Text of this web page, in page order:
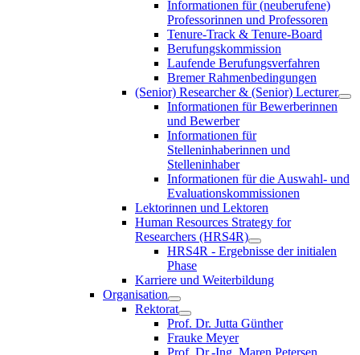
Informationen für (neuberufene)
Professorinnen und Professoren
Tenure-Track & Tenure-Board
Berufungskommission
Laufende Berufungsverfahren
Bremer Rahmenbedingungen
(Senior) Researcher & (Senior) Lecturer
Informationen für Bewerberinnen
und Bewerber
Informationen für
Stelleninhaberinnen und
Stelleninhaber
Informationen für die Auswahl- und
Evaluationskommissionen
Lektorinnen und Lektoren
Human Resources Strategy for
Researchers (HRS4R)
HRS4R - Ergebnisse der initialen
Phase
Karriere und Weiterbildung
Organisation
Rektorat
Prof. Dr. Jutta Günther
Frauke Meyer
Prof. Dr.-Ing. Maren Petersen